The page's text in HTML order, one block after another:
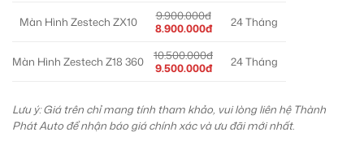
Màn Hình Zestech ZX10
9.900.000đ
8.900.000đ
24 Tháng
Màn Hình Zestech Z18 360
10.500.000đ
9.500.000đ
24 Tháng
Lưu ý: Giá trên chỉ mang tính tham khảo, vui lòng liên hệ Thành
Phát Auto để nhận báo giá chính xác và ưu đãi mới nhất.